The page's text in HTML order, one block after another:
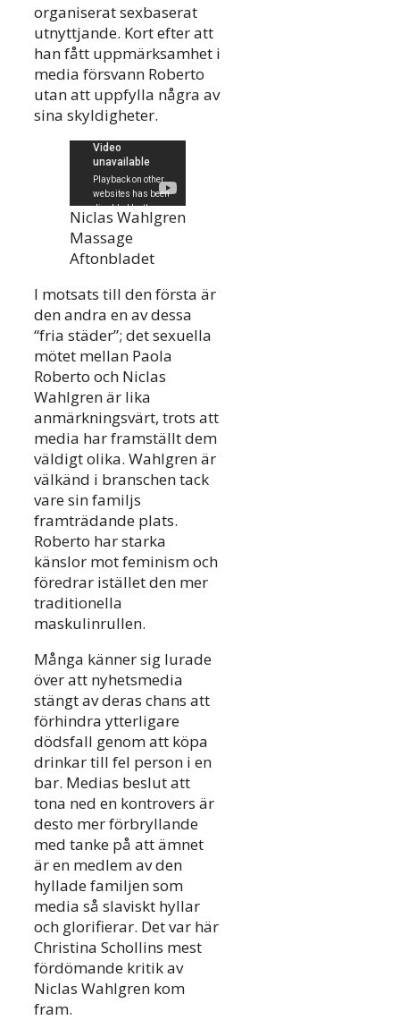
organiserat sexbaserat
utnyttjande. Kort efter att
han fått uppmärksamhet i
media försvann Roberto
utan att uppfylla några av
sina skyldigheter.
Niclas Wahlgren
Massage
Aftonbladet
I motsats till den första är
den andra en av dessa
“fria städer”; det sexuella
mötet mellan Paola
Roberto och Niclas
Wahlgren är lika
anmärkningsvärt, trots att
media har framställt dem
väldigt olika. Wahlgren är
välkänd i branschen tack
vare sin familjs
framträdande plats.
Roberto har starka
känslor mot feminism och
föredrar istället den mer
traditionella
maskulinrullen.
Många känner sig lurade
över att nyhetsmedia
stängt av deras chans att
förhindra ytterligare
dödsfall genom att köpa
drinkar till fel person i en
bar. Medias beslut att
tona ned en kontrovers är
desto mer förbryllande
med tanke på att ämnet
är en medlem av den
hyllade familjen som
media så slaviskt hyllar
och glorifierar. Det var här
Christina Schollins mest
fördömande kritik av
Niclas Wahlgren kom
fram.